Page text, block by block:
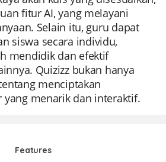
fitur AI, yang melayani
Selain itu, guru dapat
siswa secara individu,
mendidik dan efektif
Quizizz bukan hanya
menciptakan
yang menarik dan interaktif.
Features